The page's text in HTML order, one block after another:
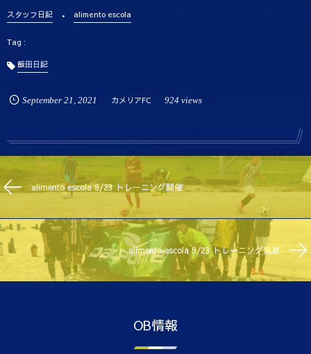
スタッフ日記 alimento escola
飯田日記
September 21 , 2021 カメリアFC 924 views
alimento escola 9/23 トレーニング開催
alimento escola 9/23 トレーニング風景
OB情報